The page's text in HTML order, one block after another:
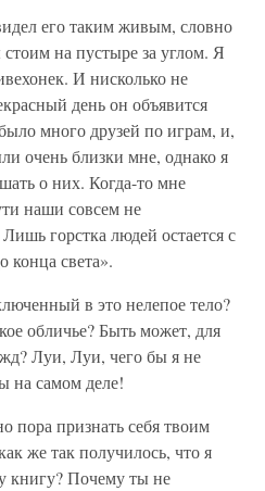
его таким живым, словно
на пустыре за углом. Я
И нисколько не
день он объявится
много друзей по играм, и,
очень близки мне, однако я
о них. Когда-то мне
наши совсем не
горстка людей остается с
конца света».
в это нелепое тело?
обличье? Быть может, для
Луи, Луи, чего бы я не
на самом деле!
пора признать себя твоим
же так получилось, что я
книгу? Почему ты не